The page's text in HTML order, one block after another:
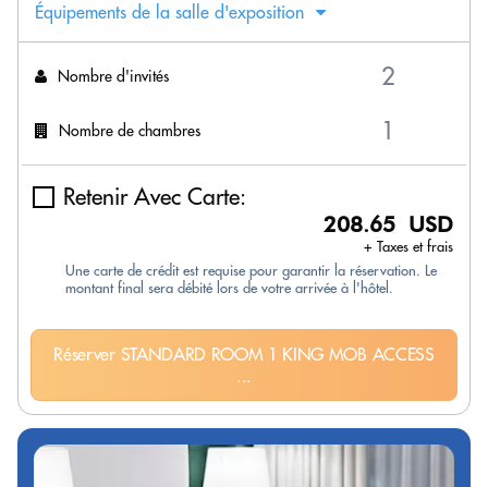
Équipements de la salle d'exposition
Nombre d'invités
Nombre de chambres
Retenir Avec Carte:
208.65 USD
+ Taxes et frais
Une carte de crédit est requise pour garantir la réservation. Le
montant final sera débité lors de votre arrivée à l'hôtel.
Réserver STANDARD ROOM 1 KING MOB ACCESS
...